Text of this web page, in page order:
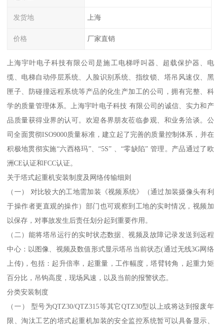
发货地 上海
价格 厂家直销
上海宇叶电子科技有限公司是施工电梯呼叫器、超载保护器、电
缆、电梯自动停层系统、人脸识别系统、指纹锁、塔吊风速仪、黑
匣子、防碰撞远程系统等产品的化生产加工的公司，拥有完整、科
学的质量管理体系。上海宇叶电子科技 有限公司的诚信、实力和产
品质量获得业界的认可。欢迎各界朋友莅临参观、和业务洽谈。公
司全面贯彻ISO9000质量标准，建立起了完善的质量控制体系，并在
积极地贯彻实施“六西格玛”、“5S” 、“零缺陷” 管理。产品通过了欧
洲CE认证和FCC认证。
关于塔式起重机安装制度及网络传输细则
（一） 对比较大的工地需加装《视频系统》（通过加装摄像头有利
于操作者更直观的操作）部门也可观察到工地的实时情况，视频加
以保存，对事故发生后责任划分起到重要作用。
（二）能将塔吊运行的实时状态数据、视频及故障记录发送到远程
中心：以图像、视频及数值形式显示塔吊当前状态(通过无线3G网络
上传)，包括：起升倍率，起重量，工作幅度，塔臂转角，起重力矩
百分比，吊钩高度，现场风速，以及当前的报警状态。
分类安装制度
（一） 型号为QTZ30/QTZ315等其它QTZ30型以上或将达到报废年
限、淘汰工艺的塔式起重机加装的安全监控系统暂可以具备显示、